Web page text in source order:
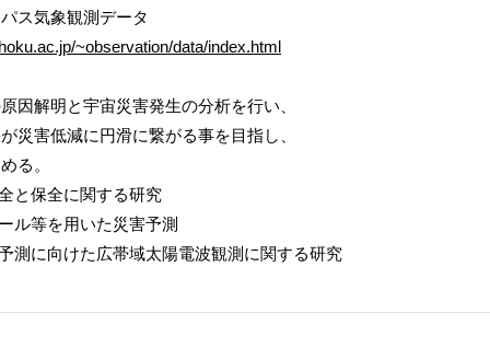
ス気象観測データ
~observation/data/index.html
因解明と宇宙災害発生の分析を行い、
災害低減に円滑に繋がる事を目指し、
る。
と保全に関する研究
ル等を用いた災害予測
測に向けた広帯域太陽電波観測に関する研究